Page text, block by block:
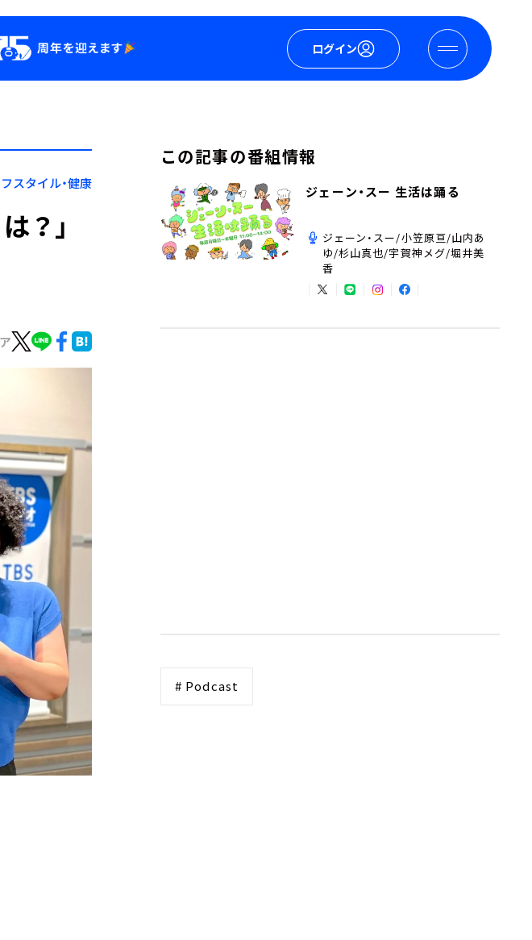
ログイン
報
スタイル・健康
？」
この記事の番組情報
ジェーン・スー 生活は踊る
ジェーン・スー/小笠原亘/山内あ
ゆ/杉山真也/宇賀神メグ/堀井美
香
# Podcast